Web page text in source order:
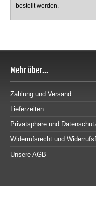
bestellt werden.
Mehr über...
Zahlung und Versand
Lieferzeiten
Privatsphäre und
Widerrufsrecht und
Unsere AGB